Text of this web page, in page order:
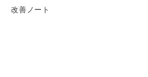
改善ノート